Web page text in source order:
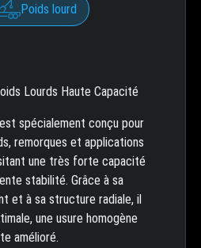
Poids lourd
Lourds Haute Capacité
spécialement conçu pour
remorques et applications
une très forte capacité
stabilité. Grâce à sa
et à sa structure radiale, il
une usure homogène
amélioré.